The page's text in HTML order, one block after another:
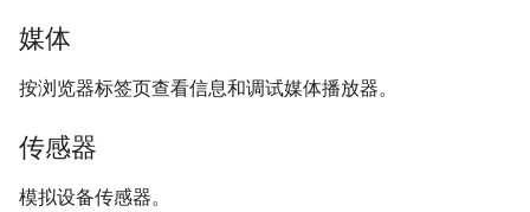
媒体
按浏览器标签页查看信息和调试媒体播放器。
传感器
模拟设备传感器。